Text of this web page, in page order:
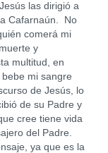
las dirigió a
Cafarnaún. No
comerá mi
y
multitud, en
mi sangre
de Jesús, lo
de su Padre y
cree tiene vida
del Padre.
ya que es la